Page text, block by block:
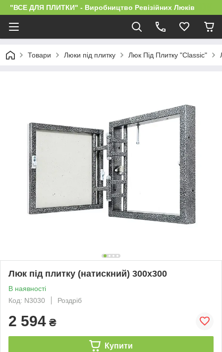
"ВСЕ ДЛЯ ПЛИТКИ" - Виробництво Ревізійних Люків
Товари Люки під плитку Люк Під Плитку "Classic"
Люк під плитку (натискний) 300х300
В наявності
Код: N3030
Роздріб
2 594 ₴
Купити